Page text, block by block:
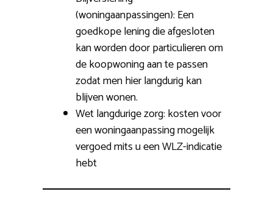
(woningaanpassingen): Een
goedkope lening die afgesloten
kan worden door particulieren om
de koopwoning aan te passen
zodat men hier langdurig kan
blijven wonen.
Wet langdurige zorg: kosten voor
een woningaanpassing mogelijk
vergoed mits u een WLZ-indicatie
hebt